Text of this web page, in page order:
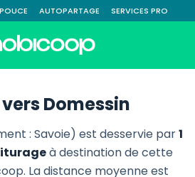
AUTOPARTAGE SERVICES PRO
Domessin
: Savoie) est desservie par1
à destination de cette
La distance moyenne est